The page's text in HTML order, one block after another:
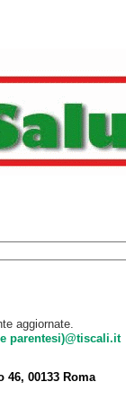
aggiornate.
parentesi)@tiscali.it
46, 00133 Roma